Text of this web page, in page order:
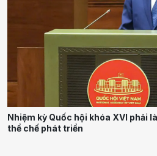
Nhiệm kỳ Quốc hội khóa XVI phải
thể chế phát triển